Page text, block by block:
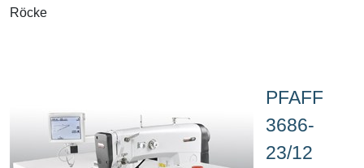
Röcke
PFAFF
3686-
23/12